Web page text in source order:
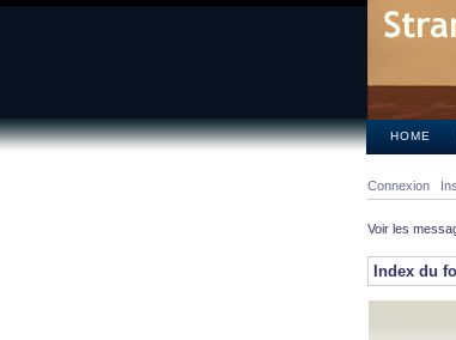
HOME
Connexion
Voir les
Index du